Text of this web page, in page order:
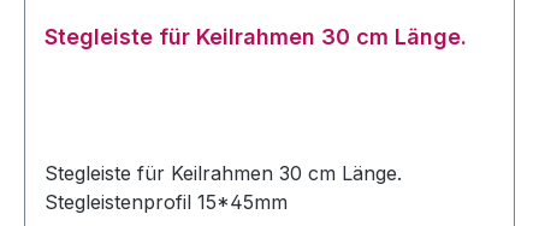
Stegleiste für Keilrahmen 30 cm Länge.
Stegleiste für Keilrahmen 30 cm Länge.
Stegleistenprofil 15*45mm